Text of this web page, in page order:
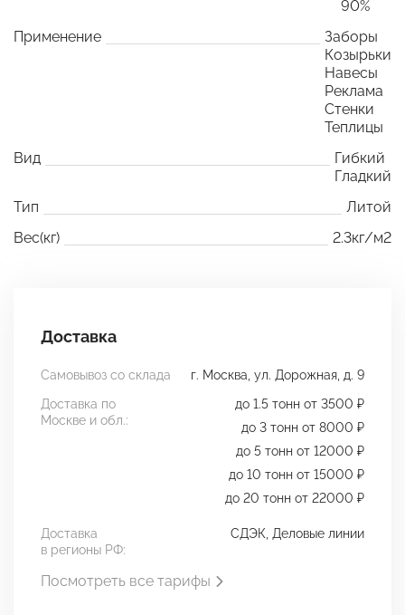
90%
Применение
Заборы
Козырьки
Навесы
Реклама
Стенки
Теплицы
Вид
Гибкий
Гладкий
Тип
Литой
Вес(кг)
2.3кг/м2
Доставка
Самовывоз со склада
г. Москва, ул. Дорожная, д. 9
Доставка по
Москве и обл.:
до 1.5 тонн от 3500 ₽
до 3 тонн от 8000 ₽
до 5 тонн от 12000 ₽
до 10 тонн от 15000 ₽
до 20 тонн от 22000 ₽
Доставка
в регионы РФ:
СДЭК, Деловые линии
Посмотреть все тарифы